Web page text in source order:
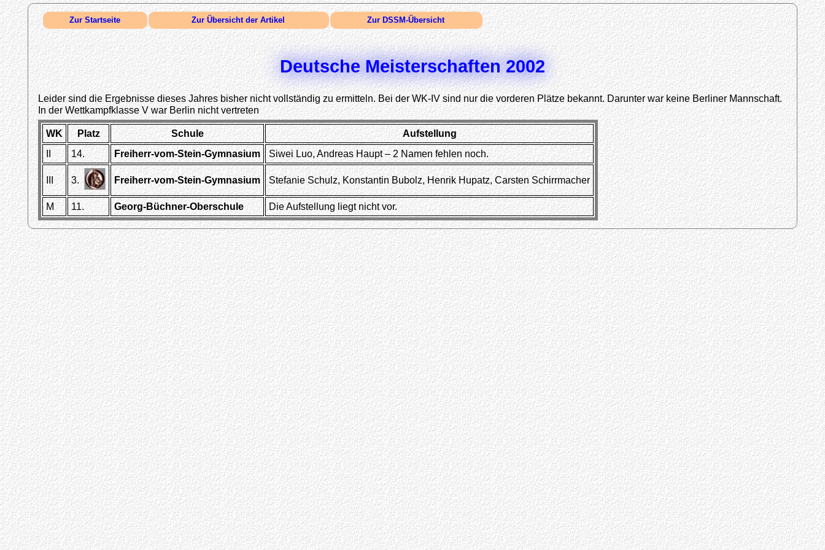
Zur Startseite Zur Übersicht der Artikel Zur DSSM-Übersicht
Deutsche Meisterschaften 2002
Leider sind die Ergebnisse dieses Jahres bisher nicht vollständig zu ermitteln. Bei der WK-IV sind nur die vorderen Plätze bekannt. Darunter war keine Berliner Mannschaft.
In der Wettkampfklasse V war Berlin nicht vertreten
WK Platz Schule
Aufstellung
II
14. Freiherr-vom-Stein-Gymnasium Siwei Luo, Andreas Haupt – 2 Namen fehlen noch.
III 3. Freiherr-vom-Stein-Gymnasium Stefanie Schulz, Konstantin Bubolz, Henrik Hupatz, Carsten Schirrmacher
M 11. Georg-Büchner-Oberschule Die Aufstellung liegt nicht vor.